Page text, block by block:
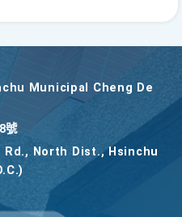
Municipal Cheng De
號
Rd., North Dist., Hsinchu